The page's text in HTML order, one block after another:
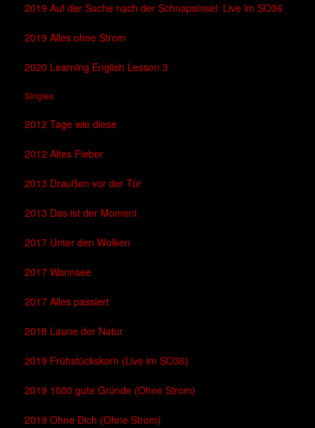
2019 Auf der Suche nach der Schnapsinsel: Live im SO36
2019 Alles ohne Strom
2020 Learning English Lesson 3
Singles
2012 Tage wie diese
2012 Altes Fieber
2013 Draußen vor der Tür
2013 Das ist der Moment
2017 Unter den Wolken
2017 Wannsee
2017 Alles passiert
2018 Laune der Natur
2019 Frühstückskorn (Live im SO36)
2019 1000 gute Gründe (Ohne Strom)
2019 Ohne Dich (Ohne Strom)